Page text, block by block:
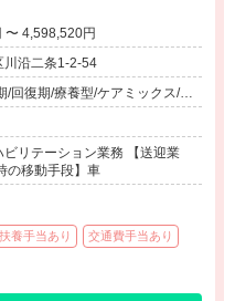
年収 3,083,500円 〜 4,598,520円
川沿二条1-2-54
/回復期/療養型/ケアミックス/外
連施設（訪問看護・リハ）、そ
リテーション業務 【送迎業
の移動手段】車
扶養手当あり 交通費手当あり